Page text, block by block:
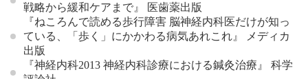
戦略から緩和ケアまで』 医歯薬出版
『ねころんで読める歩行障害 脳神経内科医だけが知っ
ている、「歩く」にかかわる病気あれこれ』 メディカ
出版
『神経内科2013 神経内科診療における鍼灸治療』 科学